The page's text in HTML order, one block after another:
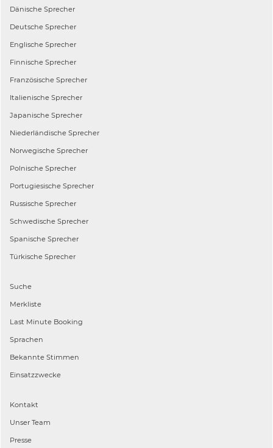
Dänische Sprecher
Deutsche Sprecher
Englische Sprecher
Finnische Sprecher
Französische Sprecher
Italienische Sprecher
Japanische Sprecher
Niederländische Sprecher
Norwegische Sprecher
Polnische Sprecher
Portugiesische Sprecher
Russische Sprecher
Schwedische Sprecher
Spanische Sprecher
Türkische Sprecher
Suche
Merkliste
Last Minute Booking
Sprachen
Bekannte Stimmen
Einsatzzwecke
Kontakt
Unser Team
Presse